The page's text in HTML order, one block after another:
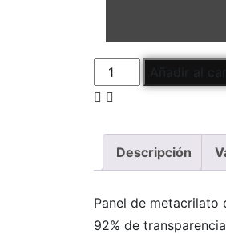
Añadir al
Descripción
Panel de metacrilato
92% de